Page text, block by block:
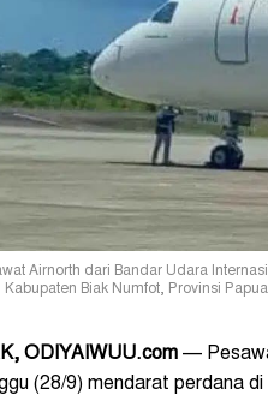
Airnorth dari Bandar Udara
Kabupaten Biak Numfot, Provinsi
ODIYAIWUU.com —
(28/9) mendarat perdana